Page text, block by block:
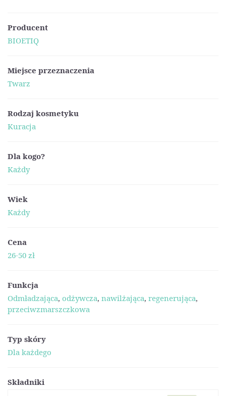
Producent
BIOETIQ
Miejsce przeznaczenia
Twarz
Rodzaj kosmetyku
Kuracja
Dla kogo?
Każdy
Wiek
Każdy
Cena
26-50 zł
Funkcja
Odmładzająca, odżywcza, nawilżająca, regenerująca,
przeciwzmarszczkowa
Typ skóry
Dla każdego
Składniki